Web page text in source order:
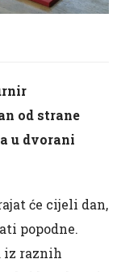
od strane
u dvorani
će cijeli dan,
popodne.
iz raznih